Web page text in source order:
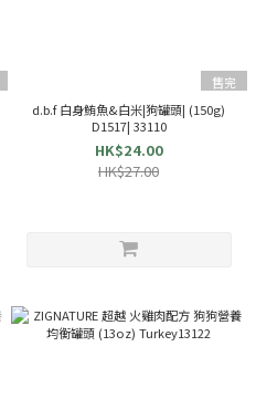
售完
d.b.f 白身鮪魚&白米|狗罐頭| (150g)
D1517| 33110
HK$24.00
HK$27.00